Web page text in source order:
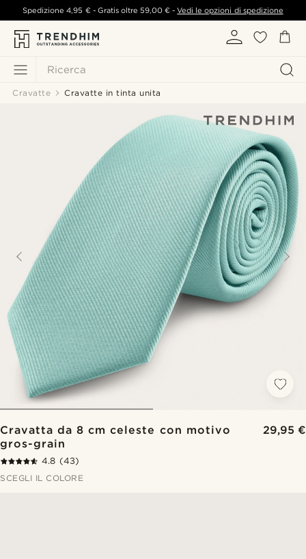
Ricerca
Spedizione4,95 €- Gratis oltre 59,00 € -Vedi le opzioni di spedizione
Cravatte Cravatte in tinta unita
Cravatta da 8 cm celeste con motivo
gros-grain
29,95 €
4.8 (43)
SCEGLI IL COLORE